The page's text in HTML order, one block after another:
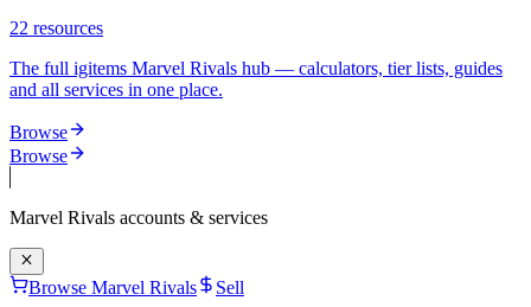
22 resources
The full igitems Marvel Rivals hub — calculators, tier lists, guides
and all services in one place.
Browse
Browse
Marvel Rivals accounts & services
Browse Marvel Rivals Sell